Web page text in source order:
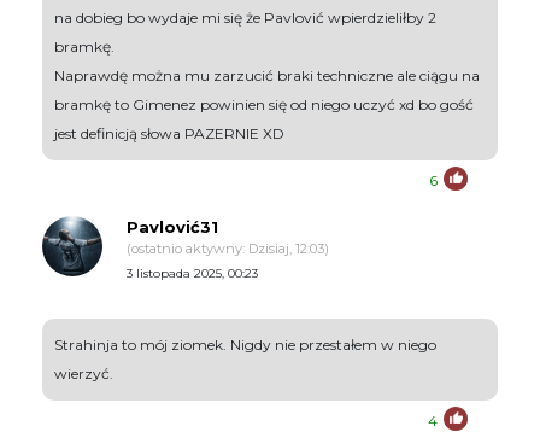
na dobieg bo wydaje mi się że Pavlović wpierdzieliłby 2
bramkę.
Naprawdę można mu zarzucić braki techniczne ale ciągu na
bramkę to Gimenez powinien się od niego uczyć xd bo gość
jest definicją słowa PAZERNIE XD
6
Pavlović31
(ostatnio aktywny: Dzisiaj, 12:03)
3 listopada 2025, 00:23
Strahinja to mój ziomek. Nigdy nie przestałem w niego
wierzyć.
4